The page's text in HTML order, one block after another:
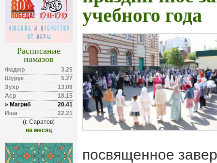
Расписание
намазов
Фаджр
3.25
Шурук
5.27
Зухр
13.09
Аср
18.15
» Магриб
20.41
Иша
22.21
(г. Саратов)
на месяц
учебного года
посвященное